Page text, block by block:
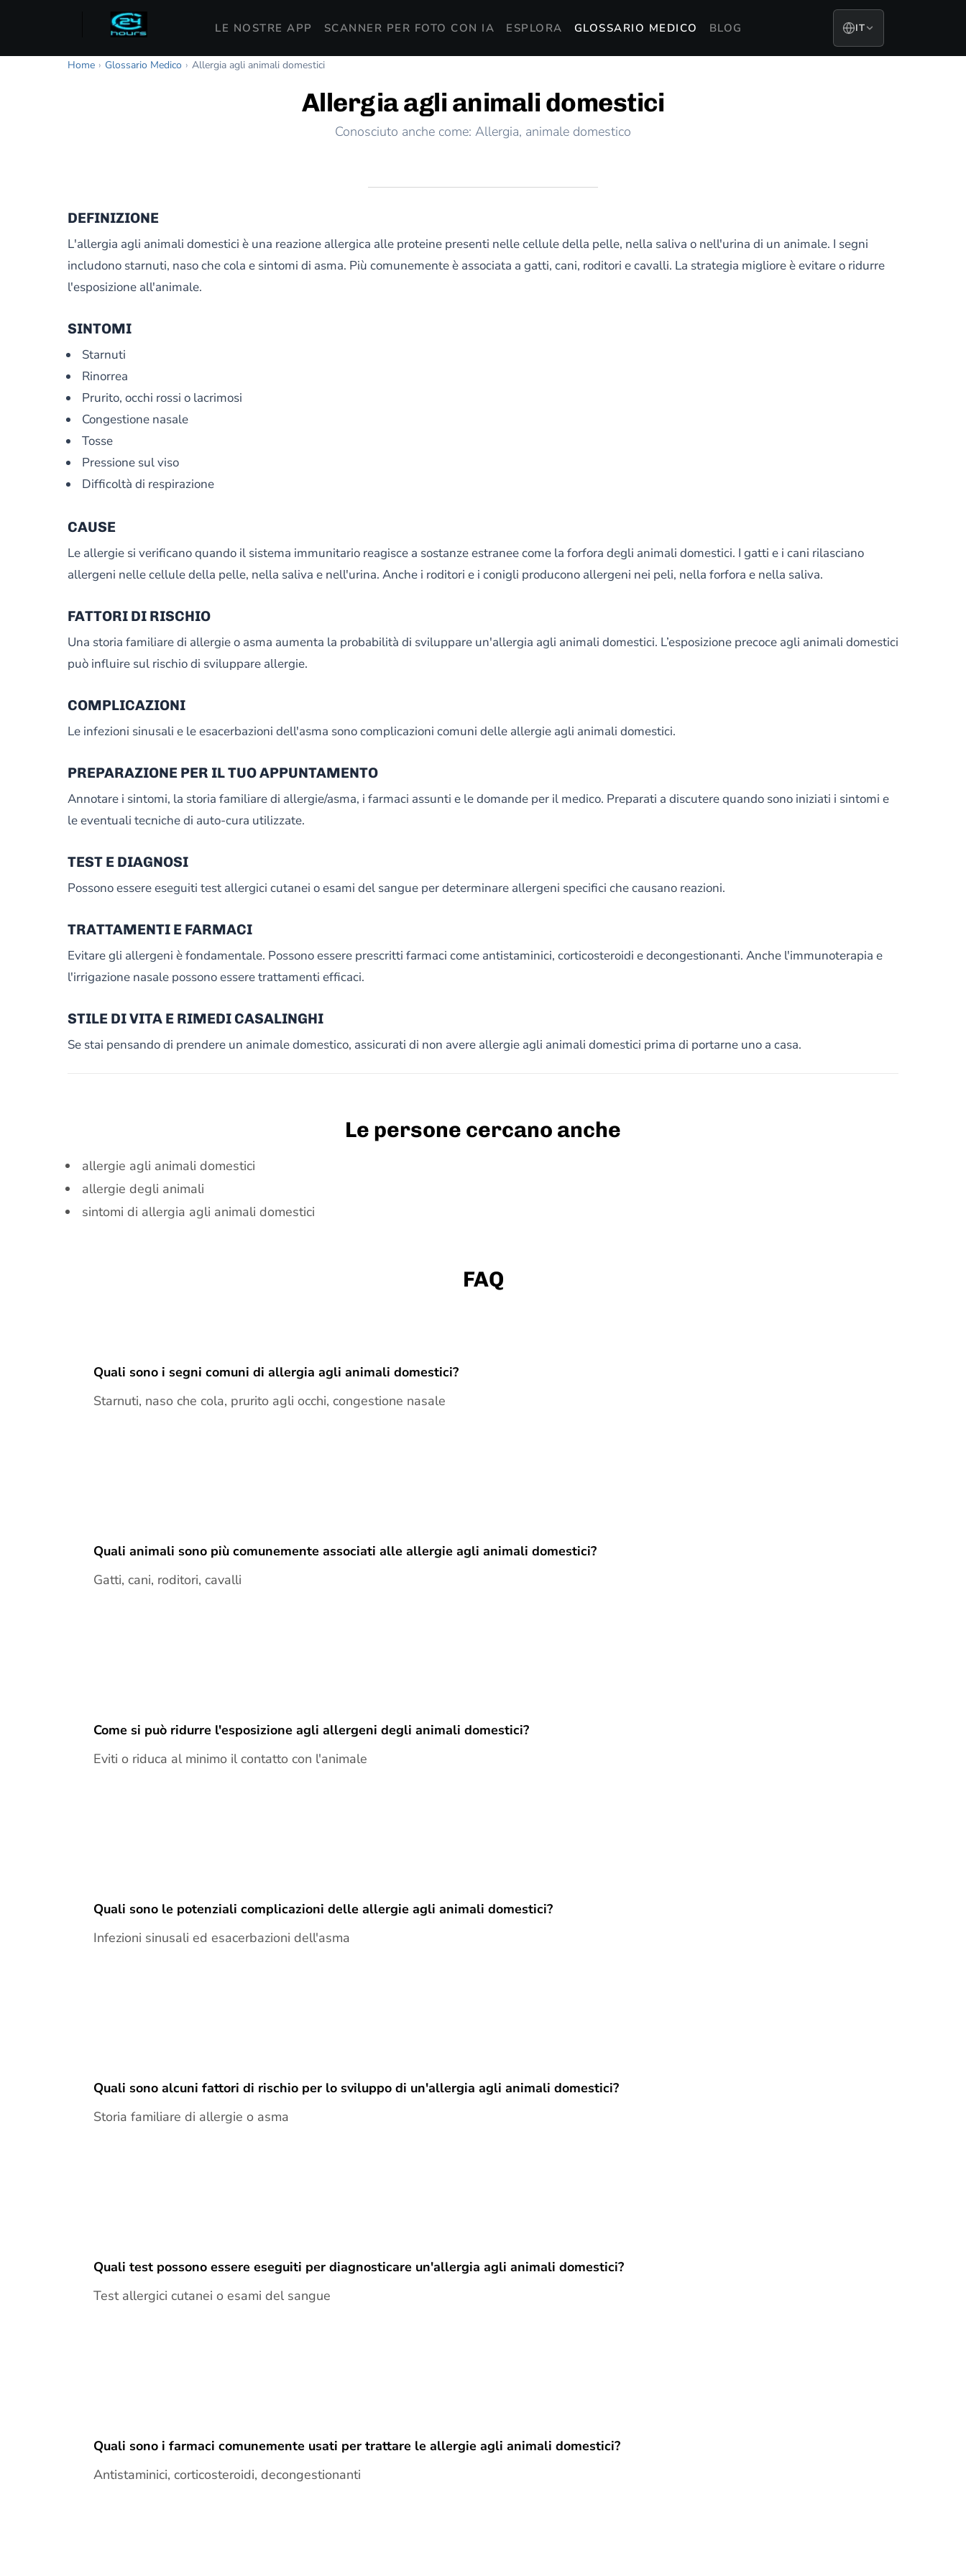
LE NOSTRE APP SCANNER PER FOTO CON IA ESPLORA GLOSSARIO MEDICO BLOG IT
Home › Glossario Medico › Allergia agli animali domestici
Allergia agli animali domestici
Conosciuto anche come: Allergia, animale domestico
DEFINIZIONE
L'allergia agli animali domestici è una reazione allergica alle proteine presenti nelle cellule della pelle, nella saliva o nell'urina di un animale. I segni
includono starnuti, naso che cola e sintomi di asma. Più comunemente è associata a gatti, cani, roditori e cavalli. La strategia migliore è evitare o ridurre
l'esposizione all'animale.
SINTOMI
Starnuti
Rinorrea
Prurito, occhi rossi o lacrimosi
Congestione nasale
Tosse
Pressione sul viso
Difficoltà di respirazione
CAUSE
Le allergie si verificano quando il sistema immunitario reagisce a sostanze estranee come la forfora degli animali domestici. I gatti e i cani rilasciano
allergeni nelle cellule della pelle, nella saliva e nell'urina. Anche i roditori e i conigli producono allergeni nei peli, nella forfora e nella saliva.
FATTORI DI RISCHIO
Una storia familiare di allergie o asma aumenta la probabilità di sviluppare un'allergia agli animali domestici. L’esposizione precoce agli animali domestici
può influire sul rischio di sviluppare allergie.
COMPLICAZIONI
Le infezioni sinusali e le esacerbazioni dell'asma sono complicazioni comuni delle allergie agli animali domestici.
PREPARAZIONE PER IL TUO APPUNTAMENTO
Annotare i sintomi, la storia familiare di allergie/asma, i farmaci assunti e le domande per il medico. Preparati a discutere quando sono iniziati i sintomi e
le eventuali tecniche di auto-cura utilizzate.
TEST E DIAGNOSI
Possono essere eseguiti test allergici cutanei o esami del sangue per determinare allergeni specifici che causano reazioni.
TRATTAMENTI E FARMACI
Evitare gli allergeni è fondamentale. Possono essere prescritti farmaci come antistaminici, corticosteroidi e decongestionanti. Anche l'immunoterapia e
l'irrigazione nasale possono essere trattamenti efficaci.
STILE DI VITA E RIMEDI CASALINGHI
Se stai pensando di prendere un animale domestico, assicurati di non avere allergie agli animali domestici prima di portarne uno a casa.
Le persone cercano anche
allergie agli animali domestici
allergie degli animali
sintomi di allergia agli animali domestici
FAQ
Quali sono i segni comuni di allergia agli animali domestici?
Starnuti, naso che cola, prurito agli occhi, congestione nasale
Quali animali sono più comunemente associati alle allergie agli animali domestici?
Gatti, cani, roditori, cavalli
Come si può ridurre l'esposizione agli allergeni degli animali domestici?
Eviti o riduca al minimo il contatto con l'animale
Quali sono le potenziali complicazioni delle allergie agli animali domestici?
Infezioni sinusali ed esacerbazioni dell'asma
Quali sono alcuni fattori di rischio per lo sviluppo di un'allergia agli animali domestici?
Storia familiare di allergie o asma
Quali test possono essere eseguiti per diagnosticare un'allergia agli animali domestici?
Test allergici cutanei o esami del sangue
Quali sono i farmaci comunemente usati per trattare le allergie agli animali domestici?
Antistaminici, corticosteroidi, decongestionanti